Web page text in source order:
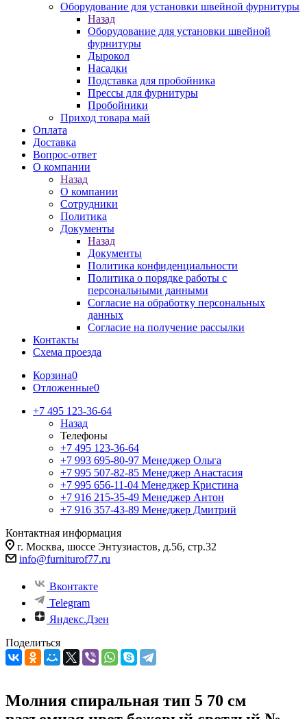
Оборудование для установки швейной фурнитуры
Назад
Оборудование для установки швейной
фурнитуры
Дырокол
Насадки
Подставка для пробойника
Прессы для фурнитуры
Пробойники
Приход товара май
Оплата
Доставка
Вопрос-ответ
О компании
Назад
О компании
Сотрудники
Политика
Документы
Назад
Документы
Политика конфиденциальности
Политика о порядке работы с
персональными данными
Согласие на обработку персональных
данных
Согласие на получение рассылки
Контакты
Схема проезда
Корзина0
Отложенные0
+7 495 123-36-64
Назад
Телефоны
+7 495 123-36-64
+7 993 695-80-97 Менеджер Ольга
+7 995 507-82-85 Менеджер Анастасия
+7 995 656-11-04 Менеджер Кристина
+7 916 215-35-49 Менеджер Антон
+7 916 357-43-89 Менеджер Дмитрий
Контактная информация
г. Москва, шоссе Энтузиастов, д.56, стр.32
info@furniturof77.ru
Вконтакте
Telegram
Яндекс.Дзен
Поделиться
Молния спиральная тип 5 70 см